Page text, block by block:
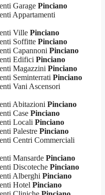
Garage Pinciano
Appartamenti
Ville Pinciano
Soffitte Pinciano
Capannoni Pinciano
Edifici Pinciano
Magazzini Pinciano
Seminterrati Pinciano
Vani Ascensori
Abitazioni Pinciano
Case Pinciano
Locali Pinciano
Palestre Pinciano
Centri Commerciali
Mansarde Pinciano
Discoteche Pinciano
Alberghi Pinciano
Hotel Pinciano